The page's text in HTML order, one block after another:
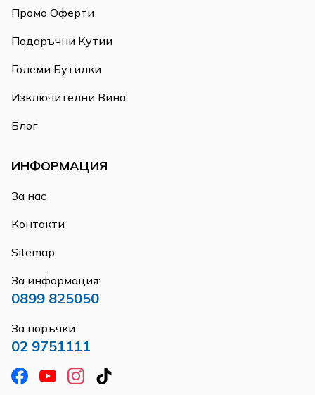
Промо Оферти
Подаръчни Кутии
Големи Бутилки
Изключителни Вина
Блог
ИНФОРМАЦИЯ
За нас
Контакти
Sitemap
За информация:
0899 825050
За поръчки:
02 9751111